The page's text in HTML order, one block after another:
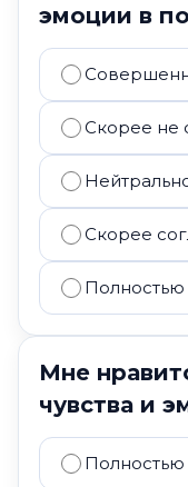
эмоции в
Скорее не
Скорее
Полностью
Мне
чувства и
Полностью